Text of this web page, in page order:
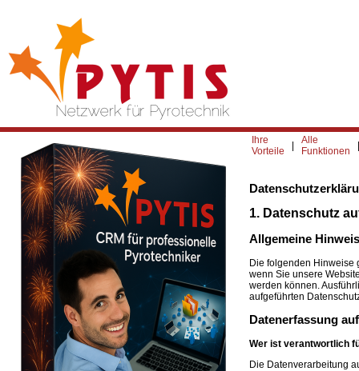
Ihre
Vorteile
Alle
Funktionen
1. Datenschutz
Allgemeine
Die folgenden Hinweise
wenn Sie unsere
werden können.
aufgeführten
Datenerfassung
Wer ist verantwortlich
Die Datenverarbeitung